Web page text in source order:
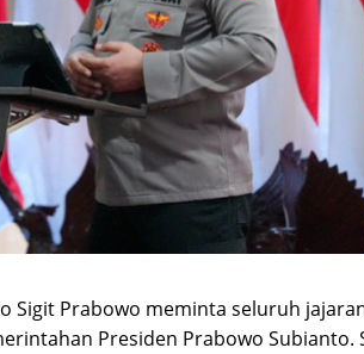
Sigit Prabowo meminta seluruh
Presiden Prabowo Subianto.